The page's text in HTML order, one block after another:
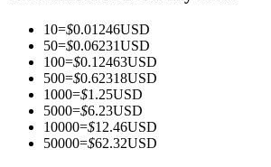
Станьте копи-трейдером
Наслаждайтесь распределением
за копи-трейдинг
10=$0.01246USD
50=$0.06231USD
100=$0.12463USD
500=$0.62318USD
1000=$1.25USD
5000=$6.23USD
10000=$12.46USD
50000=$62.32USD